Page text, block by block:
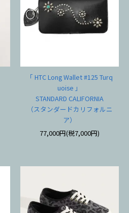
「 HTC Long Wallet #125 Turq
uoise 」
STANDARD CALIFORNIA
（スタンダードカリフォルニ
ア）
77,000円(税7,000円)